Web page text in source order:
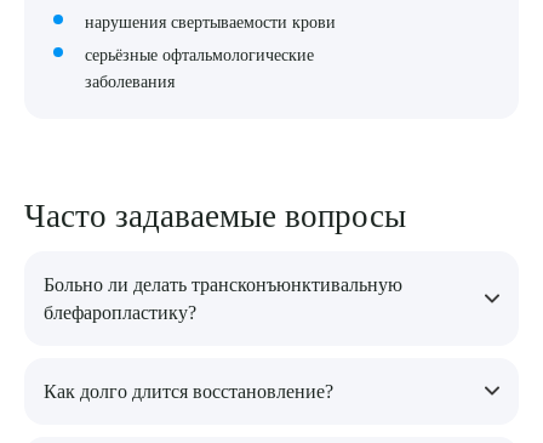
нарушения свертываемости крови
серьёзные офтальмологические
заболевания
Часто задаваемые вопросы
Больно ли делать трансконъюнктивальную
блефаропластику?
испытывает боли. Восстановление проходит с минимальным
Как долго длится восстановление?